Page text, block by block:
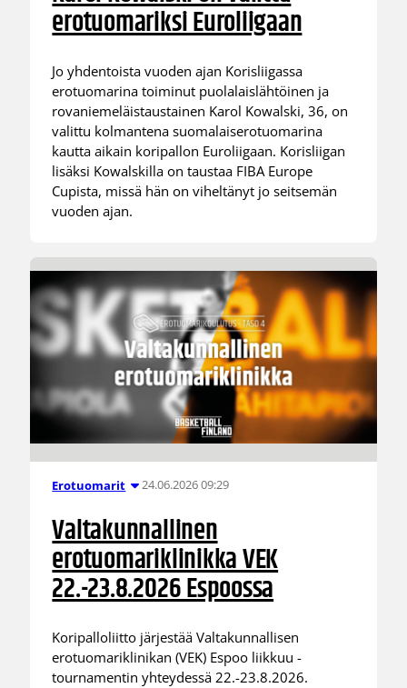
erotuomariksi Euroliigaan
Jo yhdentoista vuoden ajan Korisliigassa
erotuomarina toiminut puolalaislähtöinen ja
rovaniemeläistaustainen Karol Kowalski, 36, on
valittu kolmantena suomalaiserotuomarina
kautta aikain koripallon Euroliigaan. Korisliigan
lisäksi Kowalskilla on taustaa FIBA Europe
Cupista, missä hän on viheltänyt jo seitsemän
vuoden ajan.
Erotuomarit 24.06.2026 09:29
Valtakunnallinen
erotuomariklinikka VEK
22.-23.8.2026 Espoossa
Koripalloliitto järjestää Valtakunnallisen
erotuomariklinikan (VEK) Espoo liikkuu -
tournamentin yhteydessä 22.-23.8.2026.